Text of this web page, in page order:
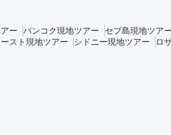
ー バンコク現地ツアー セブ島現地ツアー
スト現地ツアー シドニー現地ツアー ロ